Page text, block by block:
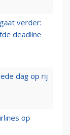
verder:
deadline
dag op rij
op